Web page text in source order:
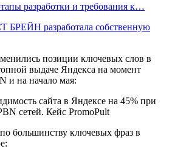
разработки и требования к…
разработала собственную
позиции ключевых слов в
выдаче Яндекса на момент
и на начало мая:
большинству ключевых фраз в